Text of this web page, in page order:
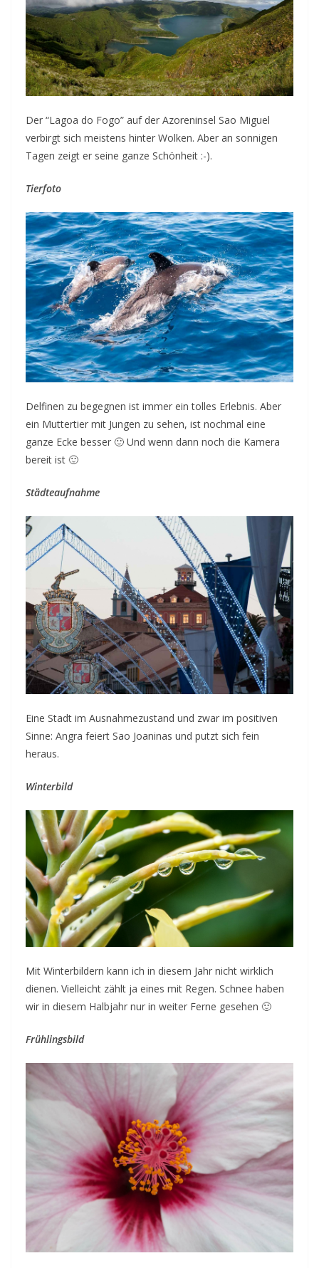
Der “Lagoa do Fogo” auf der Azoreninsel Sao Miguel
verbirgt sich meistens hinter Wolken. Aber an sonnigen
Tagen zeigt er seine ganze Schönheit :-).
Tierfoto
Delfinen zu begegnen ist immer ein tolles Erlebnis. Aber
ein Muttertier mit Jungen zu sehen, ist nochmal eine
ganze Ecke besser 🙂 Und wenn dann noch die Kamera
bereit ist 🙂
Städteaufnahme
Eine Stadt im Ausnahmezustand und zwar im positiven
Sinne: Angra feiert Sao Joaninas und putzt sich fein
heraus.
Winterbild
Mit Winterbildern kann ich in diesem Jahr nicht wirklich
dienen. Vielleicht zählt ja eines mit Regen. Schnee haben
wir in diesem Halbjahr nur in weiter Ferne gesehen 🙂
Frühlingsbild